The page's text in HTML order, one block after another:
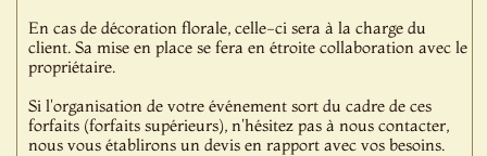
En cas de décoration florale, celle-ci sera à la charge du
client. Sa mise en place se fera en étroite collaboration avec le
propriétaire.
Si l'organisation de votre événement sort du cadre de ces
forfaits (forfaits supérieurs), n'hésitez pas à nous contacter,
nous vous établirons un devis en rapport avec vos besoins.